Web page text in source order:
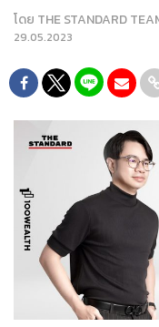
โดย THE STANDARD
29.05.2023